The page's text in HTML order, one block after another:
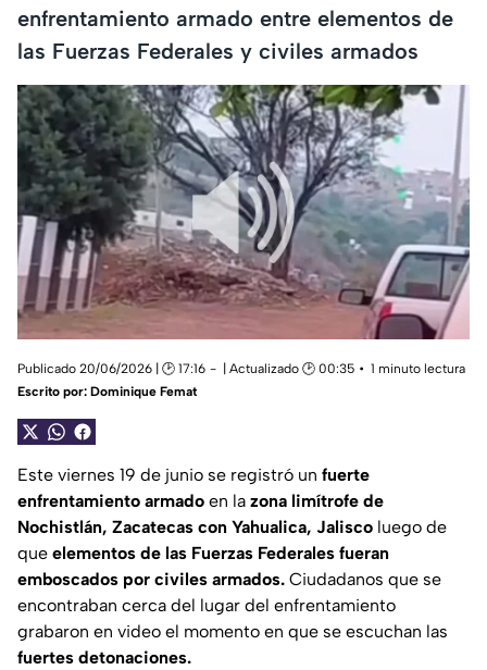
enfrentamiento armado entre elementos de
las Fuerzas Federales y civiles armados
Publicado 20/06/2026 | 🕑 17:16 | Actualizado 🕑 00:35
1 minuto lectura
Escrito por: Dominique Femat
Este viernes 19 de junio se registró un fuerte
enfrentamiento armado en la zona limítrofe de
Nochistlán, Zacatecas con Yahualica, Jalisco luego de
que elementos de las Fuerzas Federales fueran
emboscados por civiles armados. Ciudadanos que se
encontraban cerca del lugar del enfrentamiento
grabaron en video el momento en que se escuchan las
fuertes detonaciones.